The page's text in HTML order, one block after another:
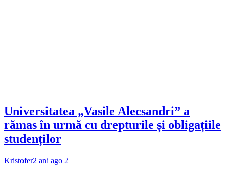
Universitatea „Vasile Alecsandri” a
rămas în urmă cu drepturile și obligațiile
studenților
Kristofer2 ani ago 2